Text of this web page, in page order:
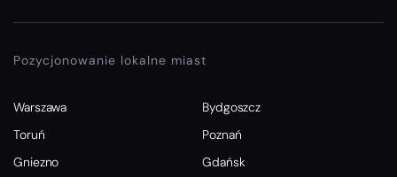
Pozycjonowanie lokalne miast
Warszawa
Bydgoszcz
Toruń
Poznań
Gniezno
Gdańsk